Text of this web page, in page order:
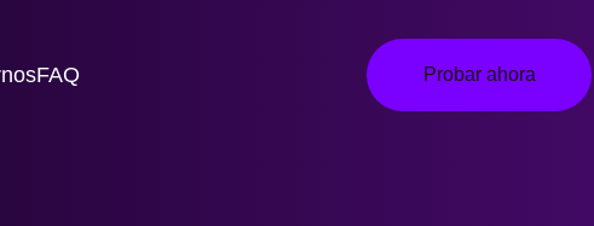
FAQ Probar ahora